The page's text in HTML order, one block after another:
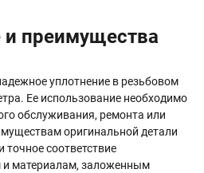
и преимущества
уплотнение в резьбовом
Ее использование необходимо
обслуживания, ремонта или
оригинальной детали
соответствие
и материалам, заложенным